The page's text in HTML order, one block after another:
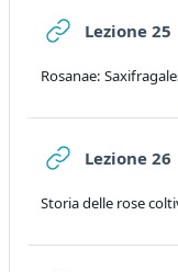
Lezione 25
Rosanae:
Lezione 26
Storia delle rose